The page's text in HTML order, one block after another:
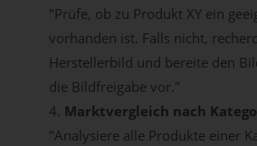
"Prüfe, ob zu Produkt XY ein
vorhanden ist. Falls nicht,
Herstellerbild und bereite den
die Bildfreigabe vor."
4. Marktvergleich nach
"Analysiere alle Produkte einer